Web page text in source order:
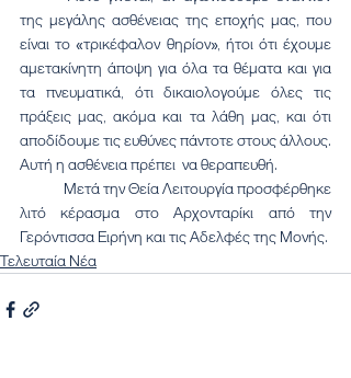
της μεγάλης ασθένειας της εποχής μας, που
είναι το «τρικέφαλον θηρίον», ήτοι ότι έχουμε
αμετακίνητη άποψη για όλα τα θέματα και για
τα πνευματικά, ότι δικαιολογούμε όλες τις
πράξεις μας, ακόμα και τα λάθη μας, και ότι
αποδίδουμε τις ευθύνες πάντοτε στους άλλους.
Αυτή η ασθένεια πρέπει  να θεραπευθή.
λιτό κέρασμα στο Αρχονταρίκι από την
Γερόντισσα Ειρήνη και τις Αδελφές της Μονής.
Τελευταία Νέα